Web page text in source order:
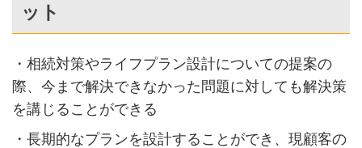
ット
・相続対策やライフプラン設計についての提案の
際、今まで解決できなかった問題に対しても解決策
を講じることができる
・長期的なプランを設計することができ、現顧客の